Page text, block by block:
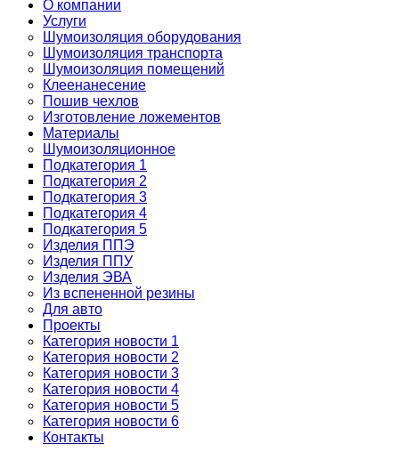
О компании
Услуги
Шумоизоляция оборудования
Шумоизоляция транспорта
Шумоизоляция помещений
Клеенанесение
Пошив чехлов
Изготовление ложементов
Материалы
Шумоизоляционное
Подкатегория 1
Подкатегория 2
Подкатегория 3
Подкатегория 4
Подкатегория 5
Изделия ППЭ
Изделия ППУ
Изделия ЭВА
Из вспененной резины
Для авто
Проекты
Категория новости 1
Категория новости 2
Категория новости 3
Категория новости 4
Категория новости 5
Категория новости 6
Контакты